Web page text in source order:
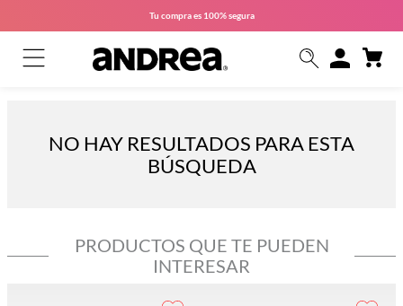
Tu compra es 100% segura
NO HAY RESULTADOS PARA ESTA
BÚSQUEDA
PRODUCTOS QUE TE PUEDEN
INTERESAR